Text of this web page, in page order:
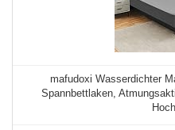
mafudoxi Wasserdichter
Spannbettlaken,